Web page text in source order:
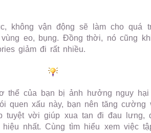
không vận động sẽ làm cho quá
eo, bụng. Đồng thời, nó cũng
giảm đi rất nhiều.
thể của bạn bị ảnh hưởng nguy
quen xấu này, bạn nên tăng cường
tuyệt vời giúp xua tan đi đau lưng,
nhất. Cùng tìm hiểu xem việc